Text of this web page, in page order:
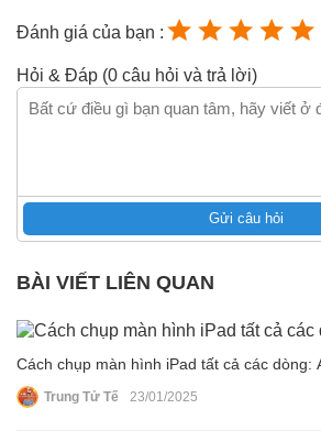
Đánh giá của bạn :
Hỏi & Đáp (0 câu hỏi và trả lời)
Gửi câu hỏi
BÀI VIẾT LIÊN QUAN
Cách chụp màn hình iPad tất cả các dòng:
Trung Tử Tế 23/01/2025